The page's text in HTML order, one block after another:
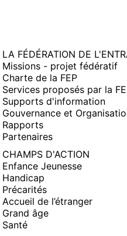
LA FÉDÉRATION DE
Missions - projet fédératif
Charte de la FEP
Services proposés par la
Supports d'information
Gouvernance et
Rapports
Partenaires
CHAMPS D'ACTION
Enfance Jeunesse
Handicap
Précarités
Accueil de l’étranger
Grand âge
Santé